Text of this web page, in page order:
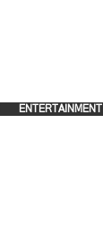
ENTERTAINMENT